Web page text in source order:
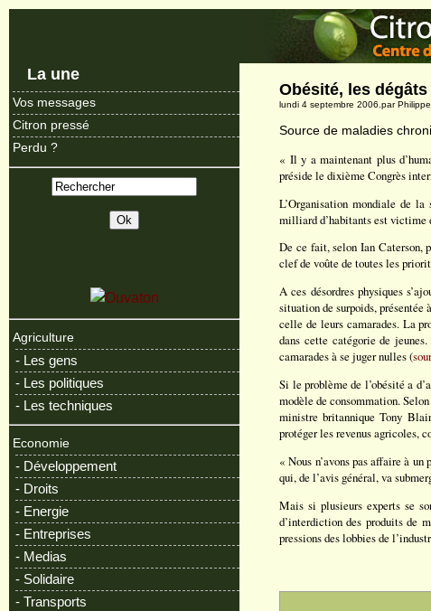
La une
Vos messages
Citron pressé
Perdu ?
Agriculture
- Les gens
- Les politiques
- Les techniques
Economie
- Développement
- Droits
- Energie
- Entreprises
- Medias
- Solidaire
- Transports
Obésité, les
lundi 4 septembre 2006.par
Source de maladies
« Il y a maintenant plus
préside le dixième Congrès
L’Organisation mondiale de
milliard d’habitants est victime
De ce fait, selon Ian Caterson,
clef de voûte de toutes les
A ces désordres physiques
situation de surpoids, présentée
celle de leurs camarades. La
dans cette catégorie de
camarades à se juger nulles (
Si le problème de l’obésité a
modèle de consommation.
ministre britannique Tony
protéger les revenus agricoles,
« Nous n’avons pas affaire à
qui, de l’avis général, va
Mais si plusieurs experts se
d’interdiction des produits de
pressions des lobbies de